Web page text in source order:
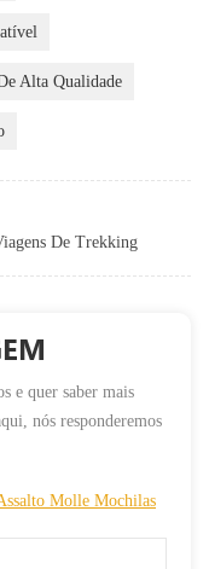
Alta Qualidade
De Trekking
e quer saber mais
nós responderemos
Molle Mochilas